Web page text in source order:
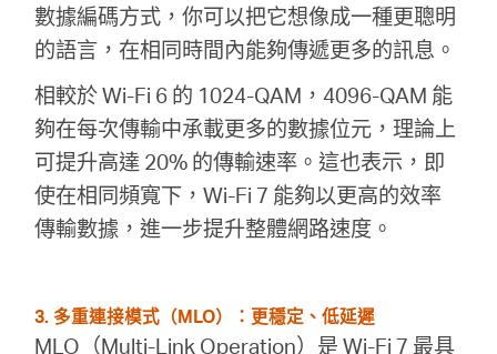
數據編碼方式，你可以把它想像成一種更聰明
的語言，在相同時間內能夠傳遞更多的訊息。
相較於 Wi-Fi 6 的 1024-QAM，4096-QAM 能
夠在每次傳輸中承載更多的數據位元，理論上
可提升高達 20% 的傳輸速率。這也表示，即
使在相同頻寬下，Wi-Fi 7 能夠以更高的效率
傳輸數據，進一步提升整體網路速度。
3. 多重連接模式（MLO）：更穩定、低延遲
MLO（Multi-Link Operation）是 Wi-Fi 7 最具